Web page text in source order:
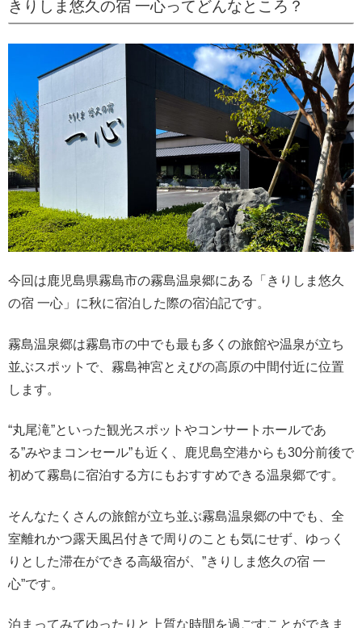
きりしま悠久の宿 一心ってどんなところ？
今回は鹿児島県霧島市の霧島温泉郷にある「きりしま悠久
の宿 一心」に秋に宿泊した際の宿泊記です。
霧島温泉郷は霧島市の中でも最も多くの旅館や温泉が立ち
並ぶスポットで、霧島神宮とえびの高原の中間付近に位置
します。
“丸尾滝”といった観光スポットやコンサートホールであ
る”みやまコンセール”も近く、鹿児島空港からも30分前後で
初めて霧島に宿泊する方にもおすすめできる温泉郷です。
そんなたくさんの旅館が立ち並ぶ霧島温泉郷の中でも、全
室離れかつ露天風呂付きで周りのことも気にせず、ゆっく
りとした滞在ができる高級宿が、”きりしま悠久の宿 一
心”です。
泊まってみてゆったりと上質な時間を過ごすことができま